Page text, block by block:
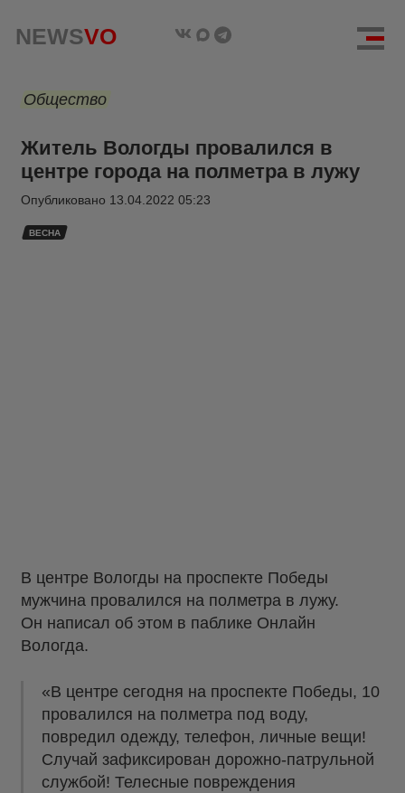
NEWSVO
Общество
Житель Вологды провалился в
центре города на полметра в лужу
Опубликовано 13.04.2022 05:23
ВЕСНА
В центре Вологды на проспекте Победы
мужчина провалился на полметра в лужу.
Он написал об этом в паблике Онлайн
Вологда.
«В центре сегодня на проспекте Победы, 10
провалился на полметра под воду,
повредил одежду, телефон, личные вещи!
Случай зафиксирован дорожно-патрульной
службой! Телесные повреждения